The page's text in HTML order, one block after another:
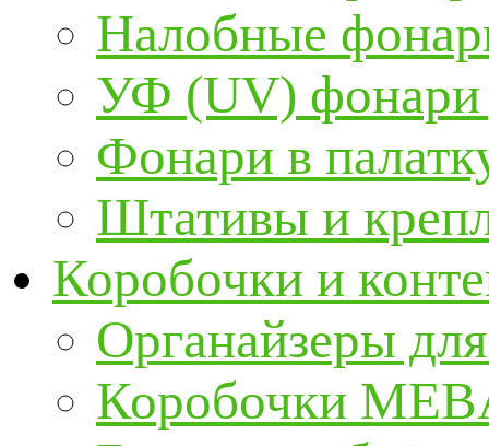
Налобные
УФ (UV) фонари
Фонари в
Штативы и
Коробочки и
Органайзеры
Коробочки